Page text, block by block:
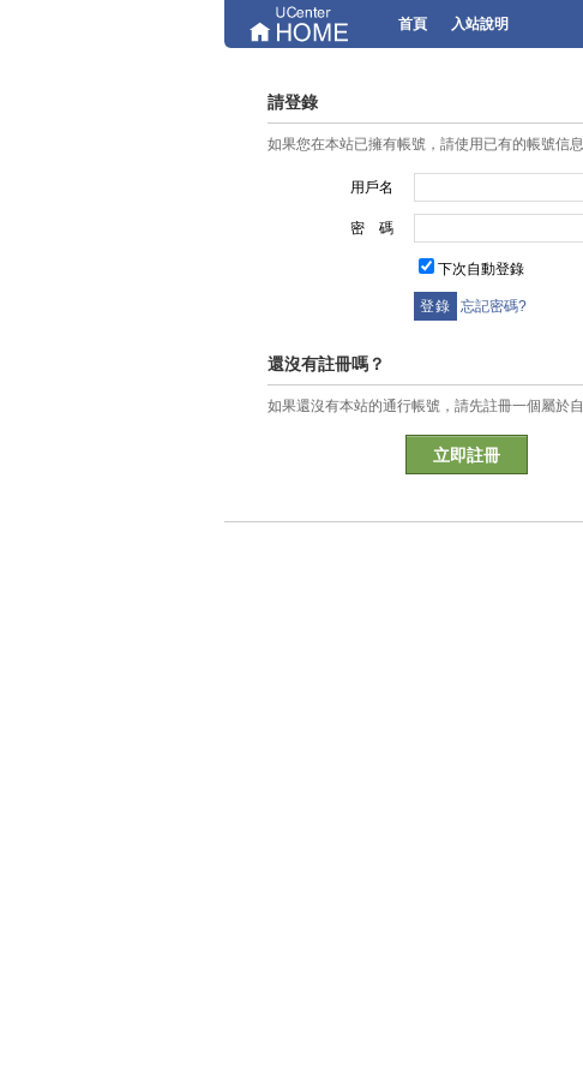
首頁 入站說明
請登錄
如果您在本站已擁有帳號，請使用已有的帳號信
用戶名
密 碼
下次自動登錄
忘記密碼?
還沒有註冊嗎？
如果還沒有本站的通行帳號，請先註冊一個屬於自
立即註冊